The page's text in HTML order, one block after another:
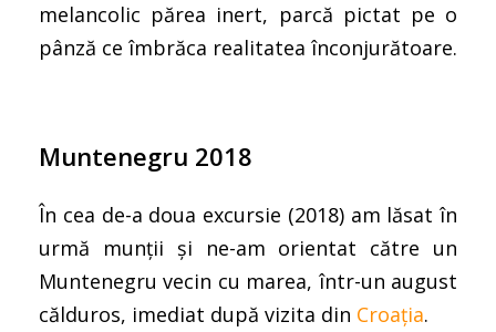
melancolic părea inert, parcă pictat pe o
pânză ce îmbrăca realitatea înconjurătoare.
Muntenegru 2018
În cea de-a doua excursie (2018) am lăsat în
urmă munții și ne-am orientat către un
Muntenegru vecin cu marea, într-un august
călduros, imediat după vizita din Croația.